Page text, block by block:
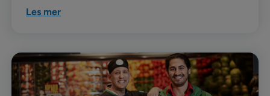
Les mer